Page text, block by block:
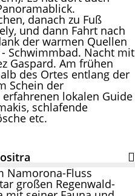
danach zu Fuß
und dann Fahrt nach
der warmen Quellen
Schwimmbad. Nacht mit
Gaspard. Am frühen
des Ortes entlang der
Schein der
lokalen Guide
schlafende
etc.
Namorona-Fluss
großen Regenwald-